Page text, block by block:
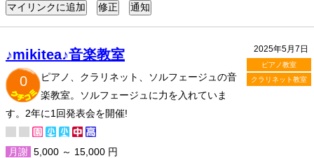
2025年5月7日
ピアノ教室
クラリネット教室
♪mikitea♪音楽教室
0
ピアノ、クラリネット、ソルフェージュの音
楽教室。ソルフェージュに力を入れていま
す。2年に1回発表会を開催!
月謝 5,000 ～ 15,000 円